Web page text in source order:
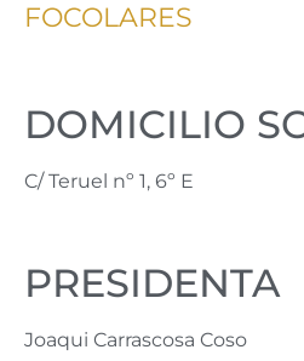
FOCOLARES
DOMICILIO
C/ Teruel nº 1, 6º E
PRESIDENTA
Joaqui Carrascosa Coso